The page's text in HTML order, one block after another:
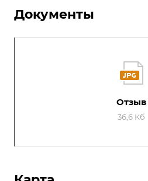
Документы
Отзыв
36,6 Кб